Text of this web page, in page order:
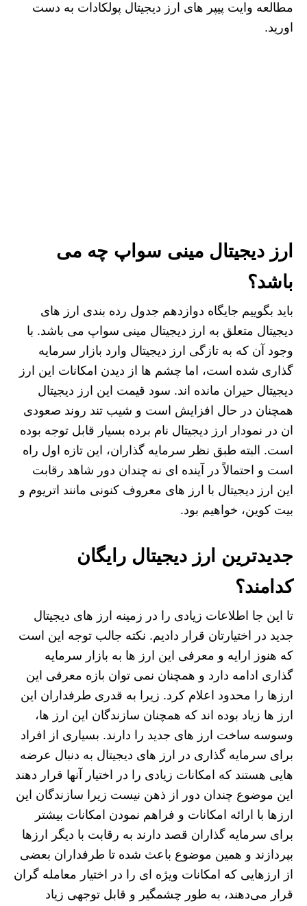
مطالعه وایت پیپر های ارز دیجیتال پولکادات به دست
اورید.
ارز دیجیتال مینی سواپ چه می
باشد؟
باید بگوییم جایگاه دوازدهم جدول رده بندی ارز های
دیجیتال متعلق به ارز دیجیتال مینی سواپ می باشد. با
وجود آن که به تازگی ارز دیجیتال وارد بازار سرمایه
گذاری شده است، اما چشم‌ ها از دیدن امکانات این ارز
دیجیتال حیران مانده اند. سود قیمت این ارز دیجیتال
همچنان در حال افزایش است و شیب تند روند صعودی
ان در نمودار ارز دیجیتال نام برده بسیار قابل توجه بوده
است. البته طبق نظر سرمایه‌ گذاران، این تازه اول راه
است و احتمالاً در آینده ای نه چندان دور شاهد رقابت
این ارز دیجیتال با ارز های معروف کنونی مانند اتریوم و
بیت کوین، خواهیم بود.
جدیدترین ارز دیجیتال رایگان
کدامند؟
تا این جا اطلاعات زیادی را در زمینه ارز های دیجیتال
جدید در اختیارتان قرار دادیم. نکته جالب توجه این است
که هنوز ارایه و معرفی این ارز ها به بازار سرمایه
گذاری ادامه دارد و همچنان نمی‌ توان بازه معرفی این
ارزها را محدود اعلام کرد. زیرا به قدری طرفداران این
ارز ها زیاد بوده اند که همچنان سازندگان این ارز ها،
وسوسه ساخت ارز های جدید را دارند. بسیاری از افراد
برای سرمایه گذاری در ارز های دیجیتال به دنبال عرضه
هایی هستند که امکانات زیادی را در اختیار آنها قرار دهند
این موضوع چندان دور از ذهن نیست زیرا سازندگان این
ارزها با ارائه امکانات و فراهم نمودن امکانات بیشتر
برای سرمایه گذاران قصد دارند به رقابت با دیگر ارزها
بپردازند و همین موضوع باعث شده تا طرفداران بعضی
از ارزهایی که امکانات ویژه ای را در اختیار معامله گران
قرار می‌دهند، به طور چشمگیر و قابل توجهی زیاد